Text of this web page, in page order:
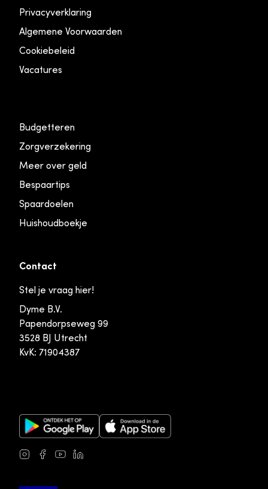
Privacyverklaring
Algemene Voorwaarden
Cookiebeleid
Vacatures
Budgetteren
Zorgverzekering
Meer over geld
Bespaartips
Spaardoelen
Huishoudboekje
Contact
Stel je vraag hier!
Dyme B.V.
Papendorpseweg 99
3528 BJ Utrecht
KvK: 71904387
Google Play Store Apple App Store
Instagram
Facebook
YoutubeLinkedIn